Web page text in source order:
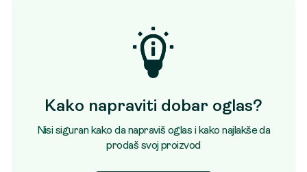
Kako napraviti dobar oglas?
Nisi siguran kako da napraviš oglas i kako najlakše da
prodaš svoj proizvod